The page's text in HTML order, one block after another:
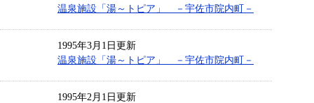
温泉施設「湯～トピア」 －宇佐市院内町－
1995年3月1日更新
温泉施設「湯～トピア」 －宇佐市院内町－
1995年2月1日更新